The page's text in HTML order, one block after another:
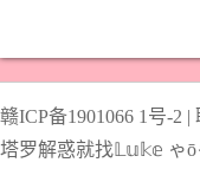
#权杖五意思 #权杖
#权杖骑士意思
赣ICP备1901066 1号-2 |
塔罗解惑就找𝕃𝕦𝕜𝕖 ゃō